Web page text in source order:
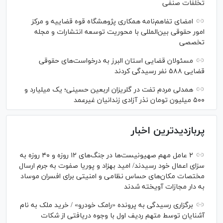
تخلفات صنفی
امضای تفاهم‌نامه همکاری پژوهشگاه قوه قضاییه و مرکز
امور حقوقی بین‌المللی با محوریت توسعه انتشارات و مجله
تخصصی
مسئولان قضایی استان البرز به درخواست‌های حقوقی
قضایی ۵۸۸ نفر رسیدگی کردند
همدلی مردم تفت در گلریزان اربعین حسینی؛ یک میلیارد و
۵۰۰ میلیون تومان نذر آزادی زندانیان غیرعمد
پربازدیدترین اخبار
۲ عامل مهم صهیونیست‌ها در جنگ‌های ۱۲ روزه و ۴۰ روزه به
سزای اعمال خود رسیدند/ امید بهزاد و پوریا صفوت به جرم ارسال
مختصات مکان‌های حساس نظامی و امنیتی برای افسران موساد
به دار مجازات آویخته شدند
برگزاری رسیدگی به پرونده «رامک خودرو» / خرید ملک به نام
آشنایان توسط متهم ردیف اول با وجوه دریافتی از شکات